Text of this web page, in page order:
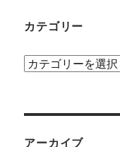
カテゴリー
カ
ー
アーカイブ